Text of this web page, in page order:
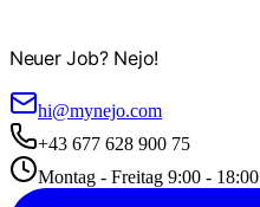
Neuer Job? Nejo!
hi@mynejo.com
+43 677 628 900 75
Montag - Freitag 9:00 - 18:00